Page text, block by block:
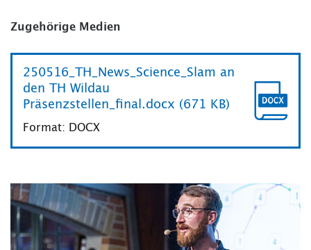
Zugehörige Medien
250516_TH_News_Science_Slam an
den TH Wildau
Präsenzstellen_final.docx (671 KB)
Format: DOCX